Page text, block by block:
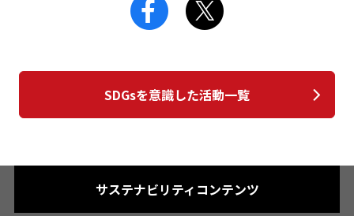
SDGsを意識した活動一覧
サステナビリティコンテンツ